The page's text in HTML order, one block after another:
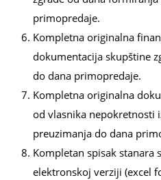
primopredaje.
Kompletna originalna
dokumentacija skupštine
do dana primopredaje.
Kompletna originalna
od vlasnika nepokretnosti
preuzimanja do dana
Kompletan spisak stanara
elektronskoj verziji (excel